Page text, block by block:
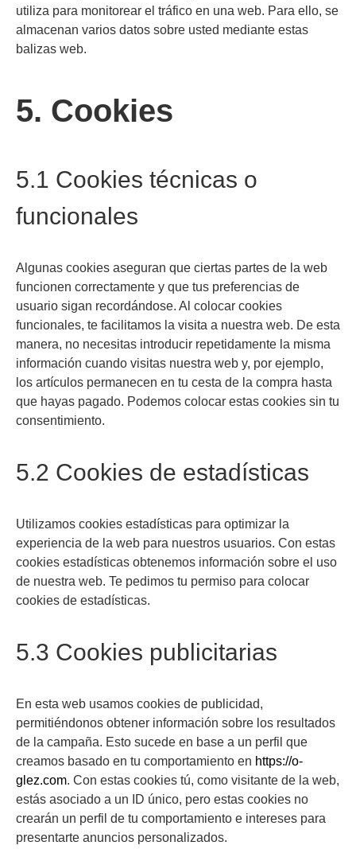
utiliza para monitorear el tráfico en una web. Para ello, se
almacenan varios datos sobre usted mediante estas
balizas web.
5. Cookies
5.1 Cookies técnicas o
funcionales
Algunas cookies aseguran que ciertas partes de la web
funcionen correctamente y que tus preferencias de
usuario sigan recordándose. Al colocar cookies
funcionales, te facilitamos la visita a nuestra web. De esta
manera, no necesitas introducir repetidamente la misma
información cuando visitas nuestra web y, por ejemplo,
los artículos permanecen en tu cesta de la compra hasta
que hayas pagado. Podemos colocar estas cookies sin tu
consentimiento.
5.2 Cookies de estadísticas
Utilizamos cookies estadísticas para optimizar la
experiencia de la web para nuestros usuarios. Con estas
cookies estadísticas obtenemos información sobre el uso
de nuestra web. Te pedimos tu permiso para colocar
cookies de estadísticas.
5.3 Cookies publicitarias
En esta web usamos cookies de publicidad,
permitiéndonos obtener información sobre los resultados
de la campaña. Esto sucede en base a un perfil que
creamos basado en tu comportamiento en https://o-
glez.com. Con estas cookies tú, como visitante de la web,
estás asociado a un ID único, pero estas cookies no
crearán un perfil de tu comportamiento e intereses para
presentarte anuncios personalizados.